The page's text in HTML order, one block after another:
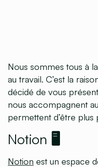
Nous sommes tous à
au travail. C’est la
décidé de vous
nous accompagnent
permettent d’être plus
Notion 🖥
Notion est un espace